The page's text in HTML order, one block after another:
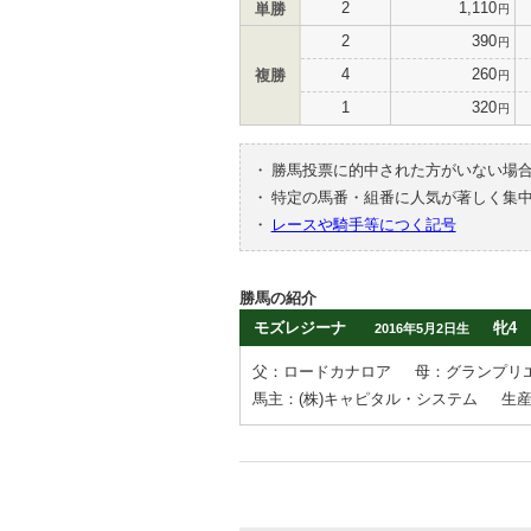
単勝 2 1,110円
複勝
2 390円
4 260円
1 320円
・
勝馬投票に的中された方がいない場
・ 特定の馬番・組番に人気が著しく集
・
レースや騎手等につく記号
勝馬の紹介
モズレジーナ
2016年5月2日生 牝4
父：ロードカナロア
母：グランプリ
馬主：(株)キャピタル・システム
生